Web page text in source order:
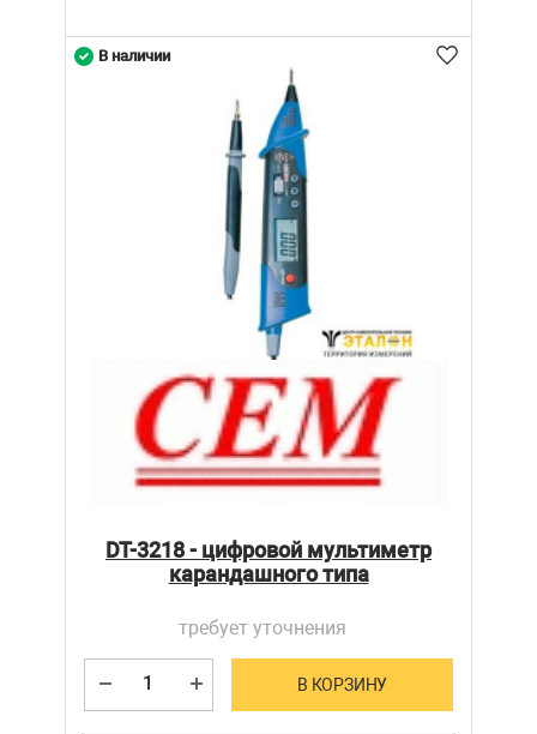
DT-3218 - цифровой мультиметр
карандашного типа
требует уточнения
В КОРЗИНУ
В наличии